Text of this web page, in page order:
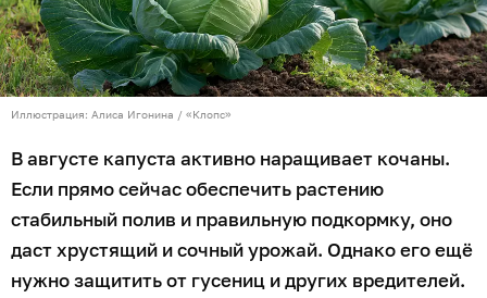
Иллюстрация: Алиса Игонина / «Клопс»
В августе капуста активно наращивает кочаны.
Если прямо сейчас обеспечить растению
стабильный полив и правильную подкормку, оно
даст хрустящий и сочный урожай. Однако его ещё
нужно защитить от гусениц и других вредителей.